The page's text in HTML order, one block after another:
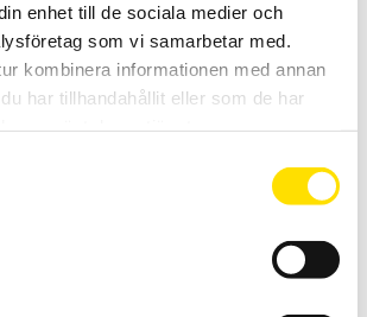
enhet till de sociala medier och
som vi samarbetar med.
kombinera informationen med annan
har tillhandahållit eller som de har
för optimering av säten och dynor